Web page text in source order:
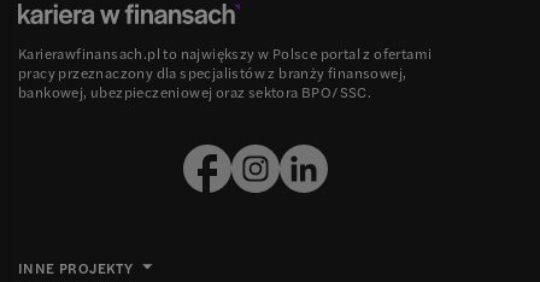
Karierawfinansach.pl to największy w Polsce portal z ofertami
pracy przeznaczony dla specjalistów z branży finansowej,
bankowej, ubezpieczeniowej oraz sektora BPO/SSC.
INNE PROJEKTY